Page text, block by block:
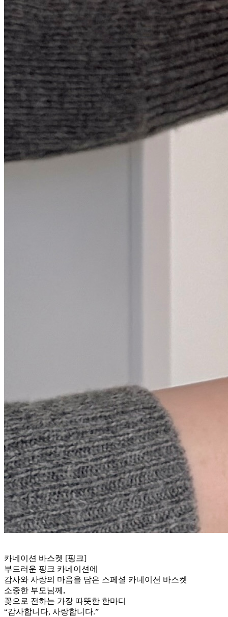
카네이션 바스켓 [핑크]
부드러운 핑크 카네이션에
감사와 사랑의 마음을 담은 스페셜 카네이션 바스켓
소중한 부모님께,
꽃으로 전하는 가장 따뜻한 한마디
“감사합니다, 사랑합니다.”